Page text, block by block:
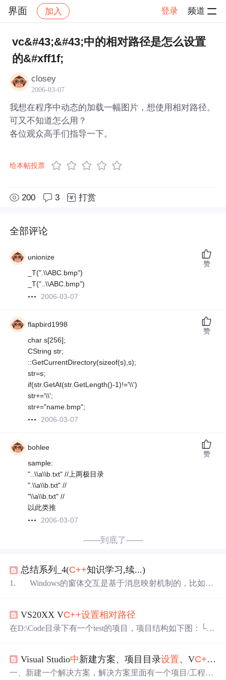
界面 加入 登录 频道
社区 界面 帖子详情
vc&#43;&#43;中的相对路径是怎么设置
的&#xff1f;
closey
2006-03-07
我想在程序中动态的加载一幅图片，想使用相对路径。
可又不知道怎么用？
各位观众高手们指导一下。
给本帖投票
200 3 打赏
全部评论
unionize
_T(".\\ABC.bmp")
_T("..\\ABC.bmp")
2006-03-07
赞
flapbird1998
char s[256];
CString str;
::GetCurrentDirectory(sizeof(s),s);
str=s;
if(str.GetAt(str.GetLength()-1)!='\\')
str+='\\';
str+="name.bmp";
2006-03-07
赞
bohlee
sample:
"..\\a\\b.txt" //上两极目录
".\\a\\b.txt" //
"\\a\\b.txt" //
以此类推
2006-03-07
赞
——到底了——
总结系列_4(C++知识学习,续...)
1. Windows的窗体交互是基于消息映射机制的，比如我
钮可以映射成一个函数，当我们运行的窗体点击这个按钮
时，相应的映射函数就被执行。映射变量的添加在类向导
框。 2...
VS20XX VC++设置相对路径
在D:\Code目录下有一个test的项目，项目结构如下图：└─t
xxxx.h此图可用C...
Visual Studio中新建方案、项目目录设置、VC++ 目
一、新建一个解决方案，解决方案里面有一个项目/工程